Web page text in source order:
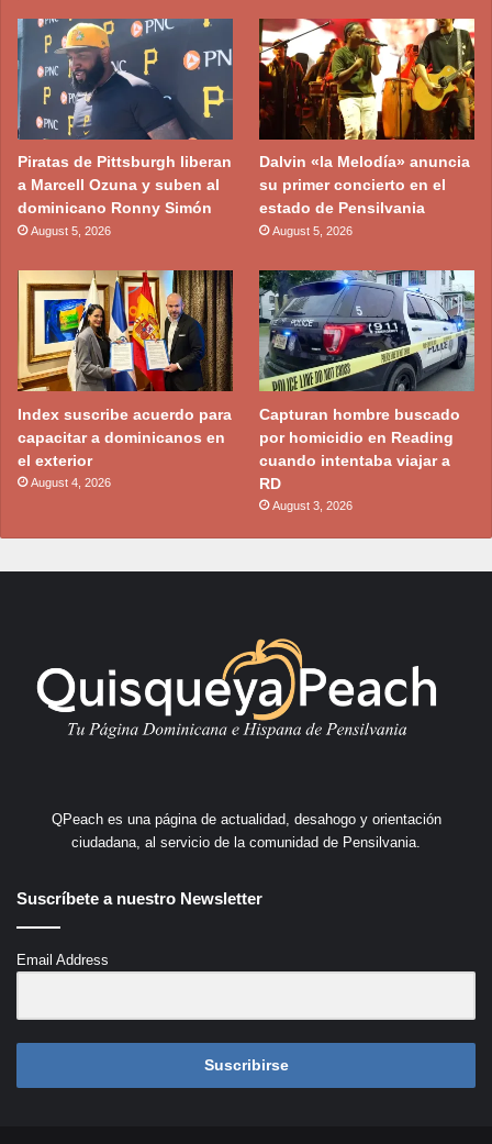
Piratas de Pittsburgh liberan
a Marcell Ozuna y suben al
dominicano Ronny Simón
August 5, 2026
Dalvin «la Melodía» anuncia
su primer concierto en el
estado de Pensilvania
August 5, 2026
Index suscribe acuerdo para
capacitar a dominicanos en
el exterior
August 4, 2026
Capturan hombre buscado
por homicidio en Reading
cuando intentaba viajar a
RD
August 3, 2026
QPeach es una página de actualidad, desahogo y orientación
ciudadana, al servicio de la comunidad de Pensilvania.
Suscríbete a nuestro Newsletter
Email Address
Suscribirse